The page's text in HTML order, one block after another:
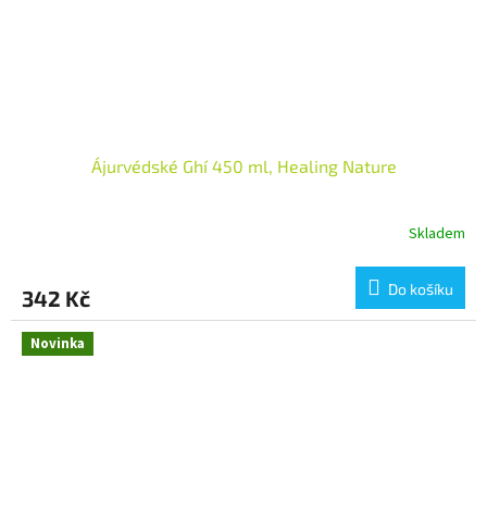
Ájurvédské Ghí 450 ml, Healing Nature
Skladem
342 Kč Do košíku
Novinka